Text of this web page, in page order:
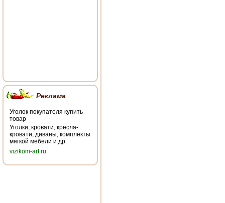
Реклама
Уголок покупателя купить
товар
Уголки, кровати, кресла-
кровати, диваны, комплекты
мягкой мебели и др
vizikom-art.ru